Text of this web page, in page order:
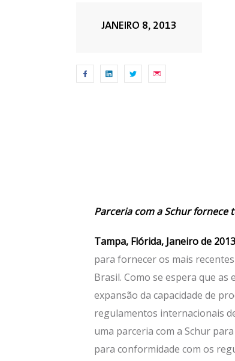
JANEIRO 8, 2013
Parceria com a Schur fornece
Tampa, Flórida, Janeiro de 2013
para fornecer os mais
Brasil. Como se espera que
expansão da capacidade de
regulamentos internacionais
uma parceria com a Schur
para conformidade com os